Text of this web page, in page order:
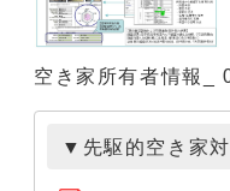
空き家所有者情報_
▼先駆的空き家